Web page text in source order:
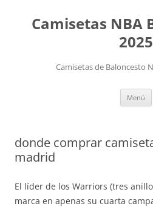
Camisetas NBA
2025
Camisetas de Baloncesto
Menú
donde comprar
madrid
El líder de los Warriors (tres
marca en apenas su cuarta